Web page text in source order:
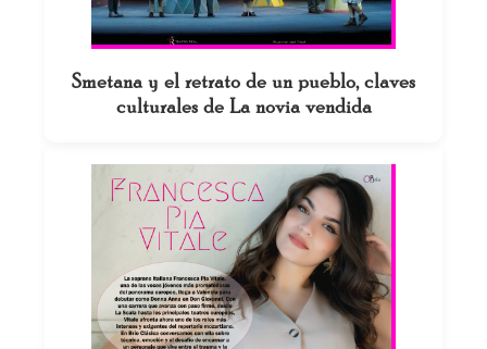
Smetana y el retrato de un pueblo, claves
culturales de La novia vendida